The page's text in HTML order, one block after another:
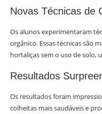
Novas Técnicas de
Os alunos experimentaram
orgânico. Essas técnicas são
hortaliças sem o uso de solo,
Resultados
Os resultados foram
colheitas mais saudáveis e